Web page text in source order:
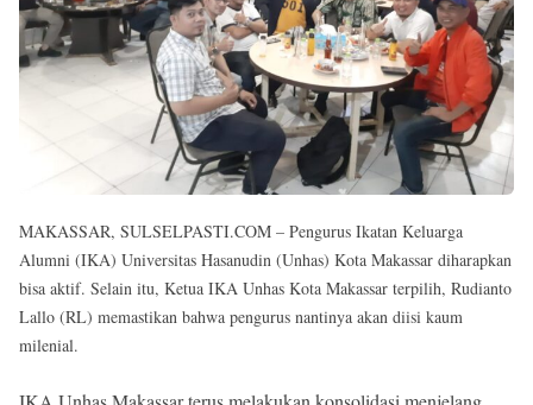
MAKASSAR, SULSELPASTI.COM – Pengurus Ikatan Keluarga
Alumni (IKA) Universitas Hasanudin (Unhas) Kota Makassar diharapkan
bisa aktif. Selain itu, Ketua IKA Unhas Kota Makassar terpilih, Rudianto
Lallo (RL) memastikan bahwa pengurus nantinya akan diisi kaum
milenial.